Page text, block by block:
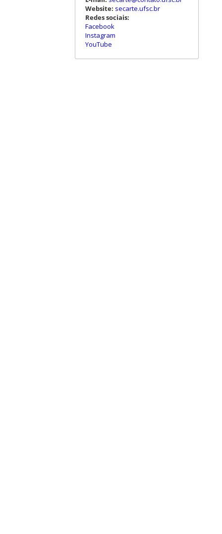
Website: secarte.ufsc.br
Redes sociais:
Facebook
Instagram
YouTube